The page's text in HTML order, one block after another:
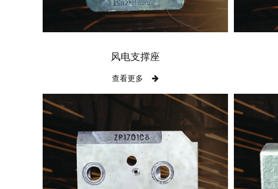
风电支撑座
查看更多